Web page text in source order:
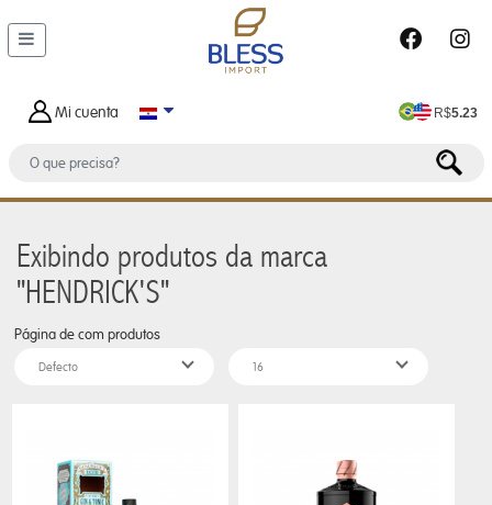
DEPARTAMENTOS
DE
BOLSA
FEMENINO
BOLSA
TERMICA
FEMENINAS
Mi cuenta R$5.23
Exibindo produtos da marca
"HENDRICK'S"
Página de com produtos